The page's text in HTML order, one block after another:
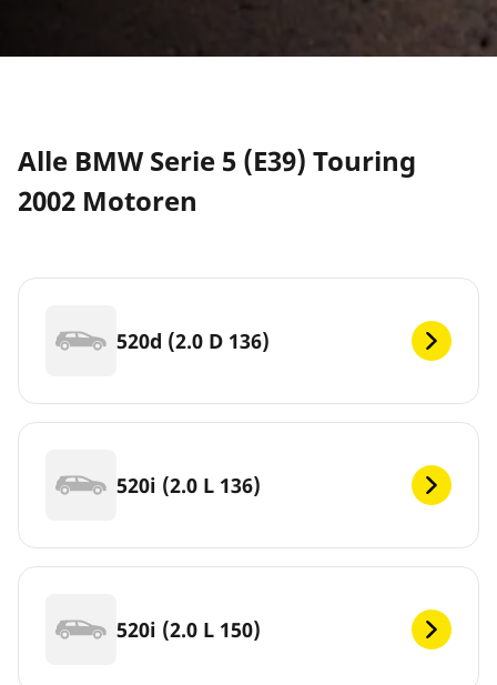
Alle BMW Serie 5 (E39) Touring
2002 Motoren
520d (2.0 D 136)
520i (2.0 L 136)
520i (2.0 L 150)